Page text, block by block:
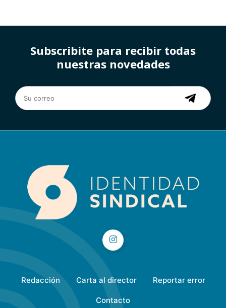
Subscribite para recibir todas
nuestras novedades
Redacción Carta al director Reportar error
Contacto